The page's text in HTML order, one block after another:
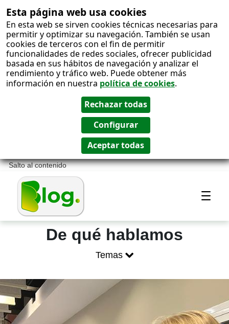
Esta página web usa cookies
En esta web se sirven cookies técnicas necesarias para
permitir y optimizar su navegación. También se usan
cookies de terceros con el fin de permitir
funcionalidades de redes sociales, ofrecer publicidad
basada en sus hábitos de navegación y analizar el
rendimiento y tráfico web. Puede obtener más
información en nuestra política de cookies.
Salto al contenido
Blog ONCE -
De qué hablamos
Temas